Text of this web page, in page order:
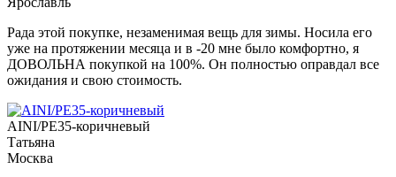
Рада этой покупке, незаменимая вещь для зимы. Носила его
уже на протяжении месяца и в -20 мне было комфортно, я
ДОВОЛЬНА покупкой на 100%. Он полностью оправдал все
ожидания и свою стоимость.
AINI/PE35-коричневый
Татьяна
Москва